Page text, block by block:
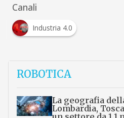
Canali
Industria 4.0
ROBOTICA
La geografia
Lombardia,